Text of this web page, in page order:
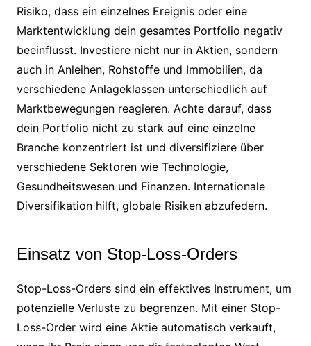
Risiko, dass ein einzelnes Ereignis oder eine
Marktentwicklung dein gesamtes Portfolio negativ
beeinflusst. Investiere nicht nur in Aktien, sondern
auch in Anleihen, Rohstoffe und Immobilien, da
verschiedene Anlageklassen unterschiedlich auf
Marktbewegungen reagieren. Achte darauf, dass
dein Portfolio nicht zu stark auf eine einzelne
Branche konzentriert ist und diversifiziere über
verschiedene Sektoren wie Technologie,
Gesundheitswesen und Finanzen. Internationale
Diversifikation hilft, globale Risiken abzufedern.
Einsatz von Stop-Loss-Orders
Stop-Loss-Orders sind ein effektives Instrument, um
potenzielle Verluste zu begrenzen. Mit einer Stop-
Loss-Order wird eine Aktie automatisch verkauft,